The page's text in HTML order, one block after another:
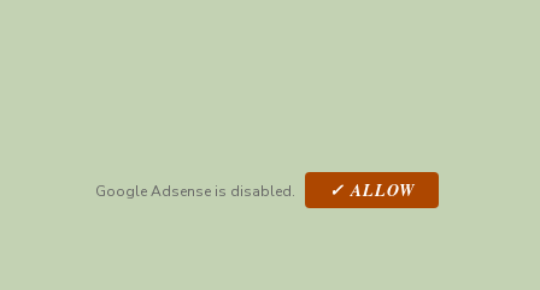
Google Adsense is disabled. ✓ ALLOW